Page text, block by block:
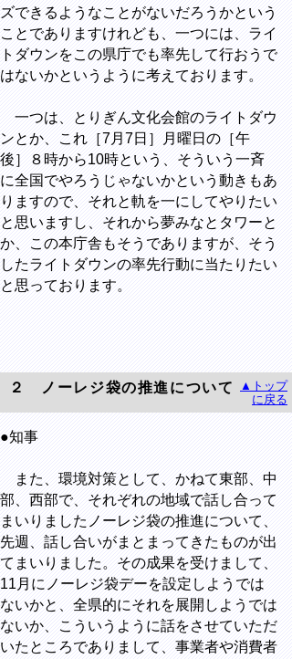
ズできるようなことがないだろうかという
ことでありますけれども、一つには、ライ
トダウンをこの県庁でも率先して行おうで
はないかというように考えております。
一つは、とりぎん文化会館のライトダウ
ンとか、これ［7月7日］月曜日の［午
後］８時から10時という、そういう一斉
に全国でやろうじゃないかという動きもあ
りますので、それと軌を一にしてやりたい
と思いますし、それから夢みなとタワーと
か、この本庁舎もそうでありますが、そう
したライトダウンの率先行動に当たりたい
と思っております。
２ ノーレジ袋の推進について
▲トップ
に戻る
●知事
また、環境対策として、かねて東部、中
部、西部で、それぞれの地域で話し合って
まいりましたノーレジ袋の推進について、
先週、話し合いがまとまってきたものが出
てまいりました。その成果を受けまして、
11月にノーレジ袋デーを設定しようでは
ないかと、全県的にそれを展開しようでは
ないか、こういうように話をさせていただ
いたところでありまして、事業者や消費者